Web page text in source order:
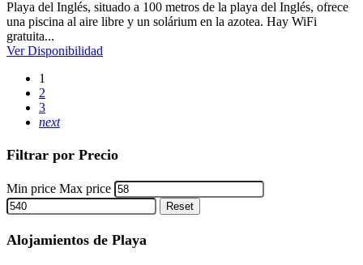
Playa del Inglés, situado a 100 metros de la playa del Inglés, ofrece
una piscina al aire libre y un solárium en la azotea. Hay WiFi
gratuita...
Ver Disponibilidad
1
2
3
next
Filtrar por Precio
Min price Max price
Reset
Alojamientos de Playa